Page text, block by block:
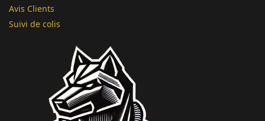
Avis Clients
Suivi de colis